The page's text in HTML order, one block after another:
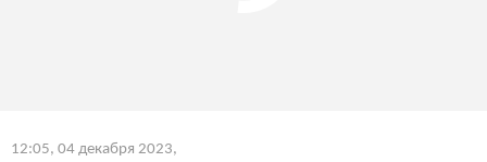
12:05, 04 декабря 2023,